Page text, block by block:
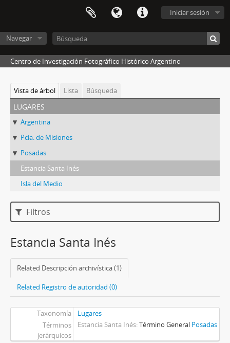
Iniciar sesión
Navegar
Centro de Investigación Fotográfico Histórico Argentino
Vista de árbol Lista Búsqueda
lugares
Argentina
Pcia. de Misiones
Posadas
Estancia Santa Inés
Isla del Medio
Filtros
Estancia Santa Inés
Related Descripción archivística (1)
Related Registro de autoridad (0)
Taxonomía
Lugares
Términos
jerárquicos
Estancia Santa Inés Término General Posadas